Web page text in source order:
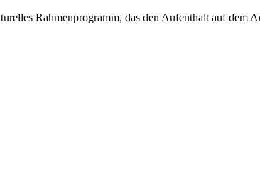
Rahmenprogramm, das den Aufenthalt auf dem